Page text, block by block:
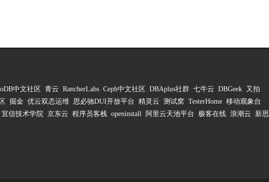
中文社区 青云 RancherLabs Ceph中文社区 DBAplus社群 七牛云 DBGeek
又拍
掘金 优云双态运维 思必驰DUI开放平台 精灵云 测试窝 TesterHome 移动观象台
宜信技术学院 京东云 程序员客栈 openinstall 阿里云天池平台 极客在线 浪潮云
新思